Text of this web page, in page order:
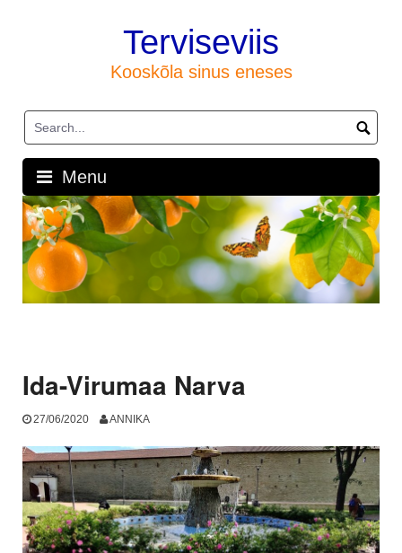
Terviseviis
Kooskõla sinus eneses
Menu
Ida-Virumaa Narva
27/06/2020 ANNIKA